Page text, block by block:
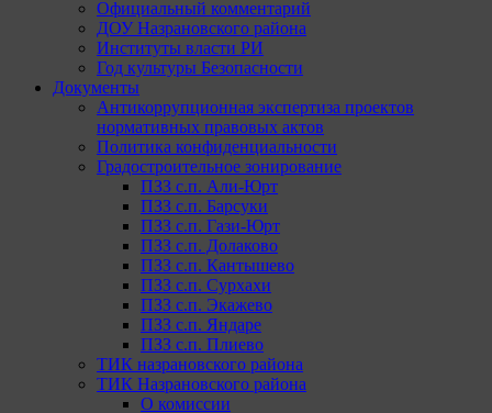
Официальный комментарий
ДОУ Назрановского района
Институты власти РИ
Год культуры Безопасности
Документы
Антикоррупционная экспертиза проектов
нормативных правовых актов
Политика конфиденциальности
Градостроительное зонирование
ПЗЗ с.п. Али-Юрт
ПЗЗ с.п. Барсуки
ПЗЗ с.п. Гази-Юрт
ПЗЗ с.п. Долаково
ПЗЗ с.п. Кантышево
ПЗЗ с.п. Сурхахи
ПЗЗ с.п. Экажево
ПЗЗ с.п. Яндаре
ПЗЗ с.п. Плиево
ТИК назрановского района
ТИК Назрановского района
О комиссии